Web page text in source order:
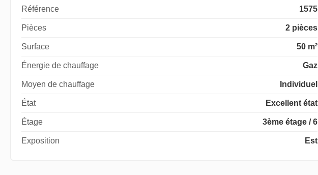
Référence 1575
Pièces 2 pièces
Surface 50 m²
Énergie de chauffage Gaz
Moyen de chauffage Individuel
État Excellent état
Étage 3ème étage / 6
Exposition Est